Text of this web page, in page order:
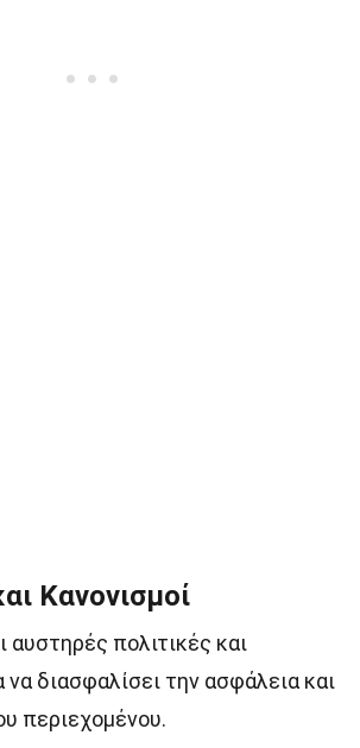
Κανονισμοί
αυστηρές πολιτικές και
να διασφαλίσει την ασφάλεια και
περιεχομένου.